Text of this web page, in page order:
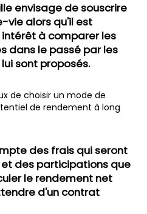
envisage de souscrire
vie alors qu'il est
à comparer les
dans le passé par les
sont proposés.
de choisir un mode de
de rendement à long
des frais qui seront
des participations que
le rendement net
d'un contrat